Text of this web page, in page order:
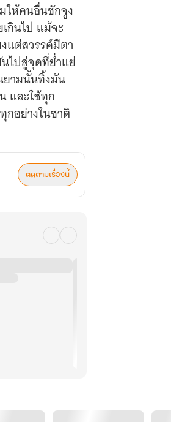
ให้คนอื่นชักจูง
กินไป แม้จะ
แต่สวรรค์มีตา
ไปสู่จุดที่ย่ำแย่
ยามนั้นทิ้งมัน
และใช้ทุก
กอย่างในชาติ
ติดตามเรื่องนี้